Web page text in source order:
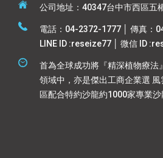
公司地址：40347台中市西區五
電話：04-2372-1777 │ 傳真：
LINE ID :reseize77 │ 微信 ID
首為全球成功將『精深植物療法
領域中，亦是傑出工商企業選
區配合特約沙龍約1000家專業沙